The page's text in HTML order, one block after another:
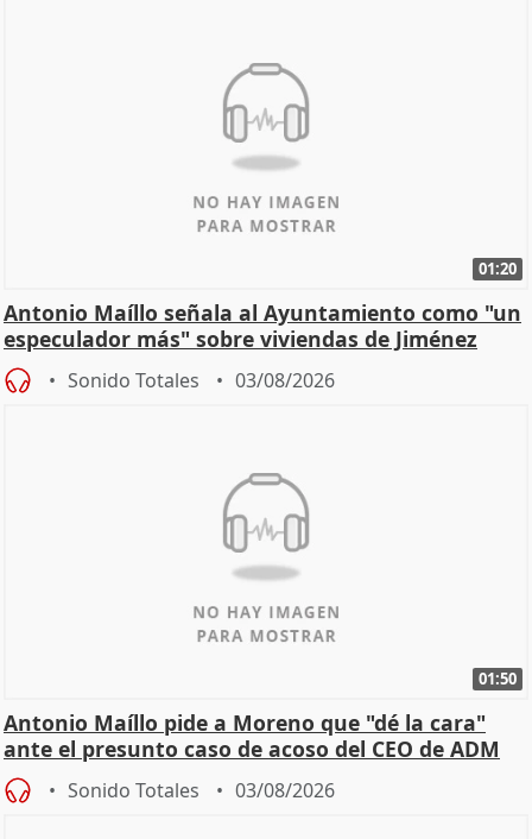
01:20
Antonio Maíllo señala al Ayuntamiento como "un
especulador más" sobre viviendas de Jiménez
Becerril
Sonido Totales 03/08/2026
01:50
Antonio Maíllo pide a Moreno que "dé la cara"
ante el presunto caso de acoso del CEO de ADM
Sonido Totales 03/08/2026